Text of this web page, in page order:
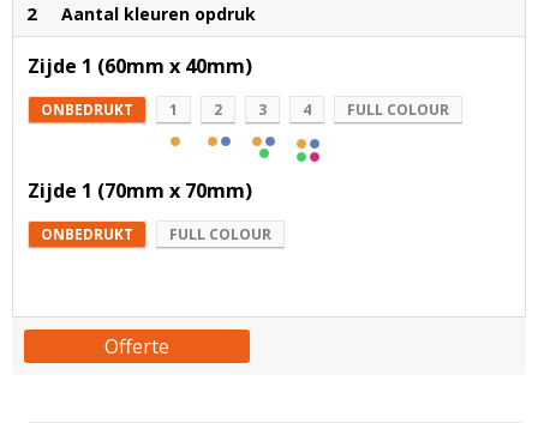
2 Aantal kleuren opdruk
Zijde 1 (60mm x 40mm)
ONBEDRUKT 1 2 3 4 FULL COLOUR
Zijde 1 (70mm x 70mm)
ONBEDRUKT FULL COLOUR
Offerte